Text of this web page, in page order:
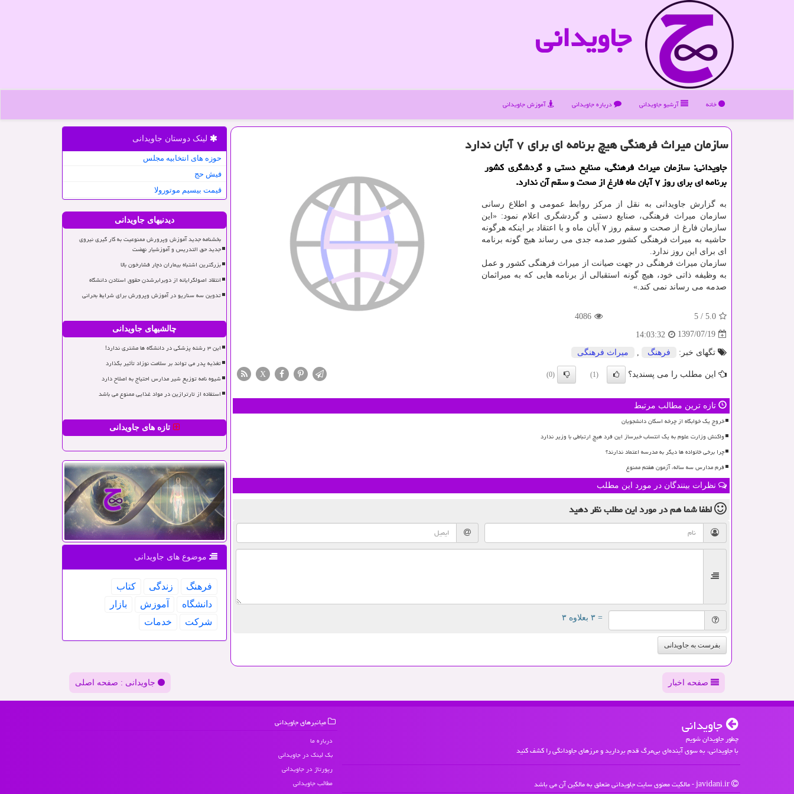
جاویدانی
خانه آرشیو جاویدانی درباره جاویدانی آموزش جاویدانی
سازمان میراث فرهنگی هیچ برنامه ای برای ۷ آبان ندارد
جاویدانی: سازمان میراث فرهنگی، صنایع دستی و گردشگری كشور
برنامه ای برای روز ۷ آبان ماه فارغ از صحت و سقم آن ندارد.
به گزارش جاویدانی به نقل از مركز روابط عمومی و اطلاع رسانی
سازمان میراث فرهنگی، صنایع دستی و گردشگری اعلام نمود: «این
سازمان فارغ از صحت و سقم روز ۷ آبان ماه و با اعتقاد بر اینكه هرگونه
حاشیه به میراث فرهنگی كشور صدمه جدی می رساند هیچ گونه برنامه
ای برای این روز ندارد.
سازمان میراث فرهنگی در جهت صیانت از میراث فرهنگی كشور و عمل
به وظیفه ذاتی خود، هیچ گونه استقبالی از برنامه هایی كه به میراثمان
صدمه می رساند نمی كند.»
5.0
/
5
4086
1397/07/19
14:03:32
تگهای خبر:
فرهنگ میراث فرهنگی
این مطلب را می پسندید؟ (1)
(0)
X
تازه ترین مطالب مرتبط
خروج یک خوابگاه از چرخه اسکان دانشجویان
واکنش وزارت علوم به یک انتساب خبرساز این فرد هیچ ارتباطی با وزیر ندارد
چرا برخی خانواده ها دیگر به مدرسه اعتماد ندارند؟
فرم مدارس سه ساله، آزمون هفتم ممنوع
نظرات بینندگان در مورد این مطلب
لطفا شما همدر مورد این مطلبنظر دهید
= ۳ بعلاوه ۳
بفرست به جاویدانی
لینک دوستان جاویدانی
حوزه های انتخابیه مجلس
فیش حج
قیمت بیسیم موتورولا
دیدنیهای جاویدانی
بخشنامه جدید آموزش وپرورش ممنوعیت به کار گیری نیروی
جدید حق التدریس و آموزشیار نهضت
بزرگترین اشتباه بیماران دچار فشارخون بالا
انتقاد اصولگرایانه از دوبرابرشدن حقوق استادن دانشگاه
تدوین سه سناریو در آموزش وپرورش برای شرایط بحرانی
چالشیهای جاویدانی
این ۳ رشته پزشکی در دانشگاه ها مشتری ندارد!
تغذیه پدر می تواند بر سلامت نوزاد تأثیر بگذارد
شیوه نامه توزیع شیر مدارس احتیاج به اصلاح دارد
استفاده از تارترازین در مواد غذایی ممنوع می باشد
تازه های جاویدانی
موضوع های جاویدانی
فرهنگ زندگی
كتاب
دانشگاه
آموزش
بازار
شركت
خدمات
صفحه اخبار جاویدانی : صفحه اصلی
جاویدانی
چطور جاویدان شویم
با جاویدانی، به سوی آینده‌ای بی‌مرگ قدم بردارید و مرزهای جاودانگی را کشف کنید
میانبرهای جاویدانی
درباره ما
بک لینک در جاویدانی
رپورتاژ در جاویدانی
مطالب جاویدانی